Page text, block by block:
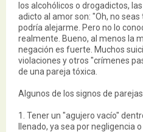
los alcohólicos o drogadictos,
adicto al amor son: "Oh, no
podría alejarme. Pero no lo
realmente. Bueno, al menos la
negación es fuerte. Muchos
violaciones y otros "crímenes
de una pareja tóxica.
Algunos de los signos de
1. Tener un "agujero vacío"
llenado, ya sea por negligencia